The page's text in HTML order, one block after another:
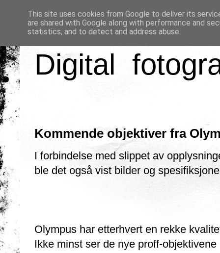
Digital
Kommende objektiver fra
I forbindelse med slippet av
ble det også vist bilder og
Olympus har etterhvert en rekke
Ikke minst ser de nye proff-
This site uses cookies from Google to deliver its
are shared with Google along with performance and
statistics, and to detect and address abuse.